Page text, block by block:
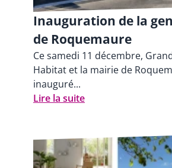
Inauguration de la
de Roquemaure
Ce samedi 11 décembre,
Habitat et la mairie de
inauguré...
Lire la suite